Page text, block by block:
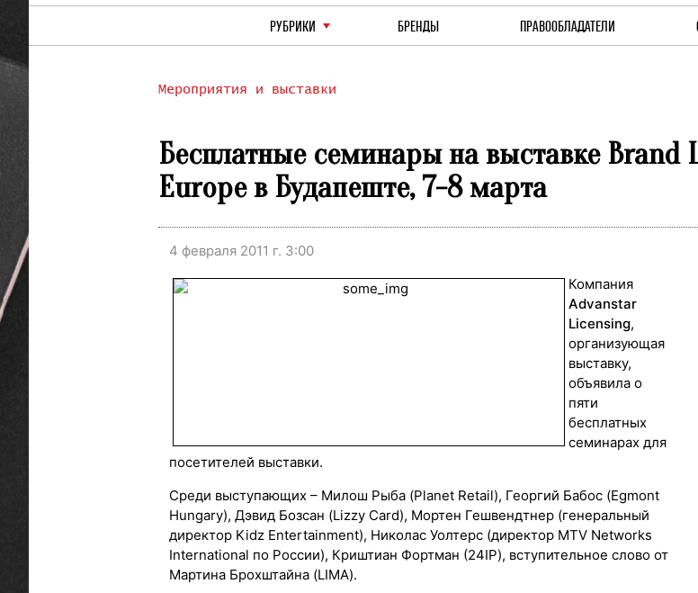
РУБРИКИ БРЕНДЫ ПРАВООБЛАДАТЕЛИ
Мероприятия и выставки
Бесплатные семинары на выставке Brand
Europe в Будапеште, 7-8 марта
4 февраля 2011 г. 3:00
Компания
Advanstar
Licensing,
организующая
выставку,
объявила о
пяти
бесплатных
семинарах для
посетителей выставки.
Среди выступающих – Милош Рыба (Planet Retail), Георгий Бабос (Egmont
Hungary), Дэвид Бозсан (Lizzy Card), Мортен Гешвендтнер (генеральный
директор Kidz Entertainment), Николас Уолтерс (директор MTV Networks
International по России), Криштиан Фортман (24IP), вступительное слово от
Мартина Брохштайна (LIMA).